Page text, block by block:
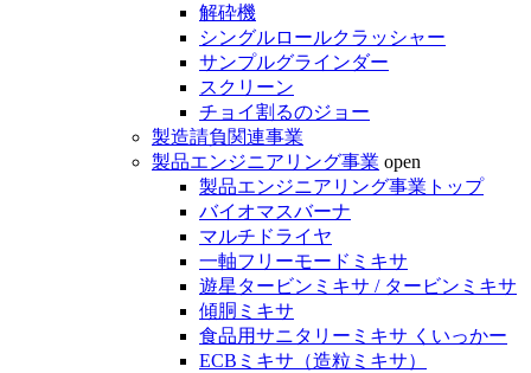
解砕機
シングルロールクラッシャー
サンプルグラインダー
スクリーン
チョイ割るのジョー
製造請負関連事業
製品エンジニアリング事業 open
製品エンジニアリング事業トップ
バイオマスバーナ
マルチドライヤ
一軸フリーモードミキサ
遊星タービンミキサ / タービンミキサ
傾胴ミキサ
食品用サニタリーミキサ くいっかー
ECBミキサ（造粒ミキサ）